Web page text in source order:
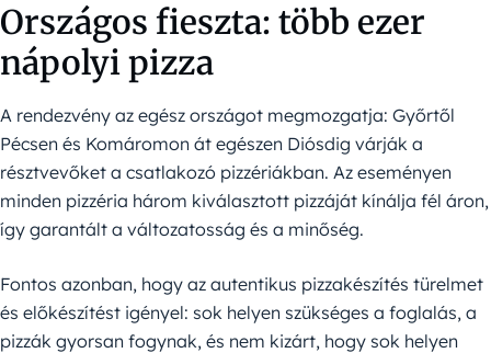
Országos fieszta: több ezer
nápolyi pizza
A rendezvény az egész országot megmozgatja: Győrtől
Pécsen és Komáromon át egészen Diósdig várják a
résztvevőket a csatlakozó pizzériákban. Az eseményen
minden pizzéria három kiválasztott pizzáját kínálja fél áron,
így garantált a változatosság és a minőség.
Fontos azonban, hogy az autentikus pizzakészítés türelmet
és előkészítést igényel: sok helyen szükséges a foglalás, a
pizzák gyorsan fogynak, és nem kizárt, hogy sok helyen